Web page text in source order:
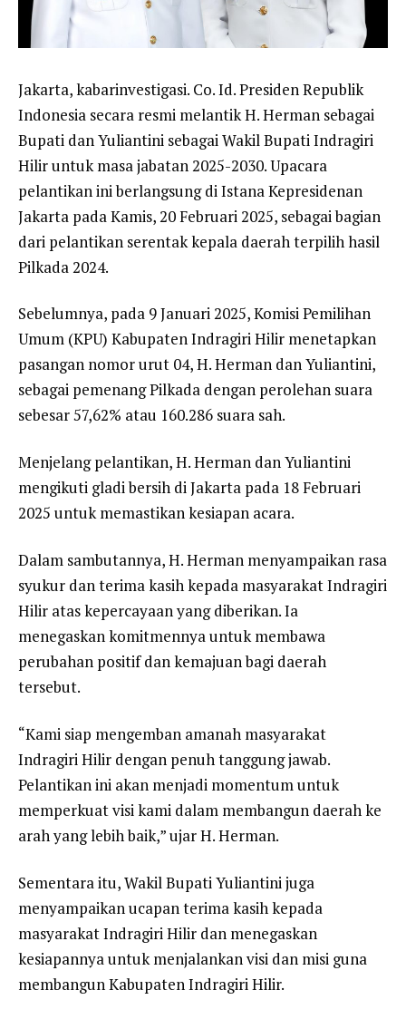
Jakarta, kabarinvestigasi. Co. Id. Presiden Republik
Indonesia secara resmi melantik H. Herman sebagai
Bupati dan Yuliantini sebagai Wakil Bupati Indragiri
Hilir untuk masa jabatan 2025-2030. Upacara
pelantikan ini berlangsung di Istana Kepresidenan
Jakarta pada Kamis, 20 Februari 2025, sebagai bagian
dari pelantikan serentak kepala daerah terpilih hasil
Pilkada 2024.
Sebelumnya, pada 9 Januari 2025, Komisi Pemilihan
Umum (KPU) Kabupaten Indragiri Hilir menetapkan
pasangan nomor urut 04, H. Herman dan Yuliantini,
sebagai pemenang Pilkada dengan perolehan suara
sebesar 57,62% atau 160.286 suara sah.
Menjelang pelantikan, H. Herman dan Yuliantini
mengikuti gladi bersih di Jakarta pada 18 Februari
2025 untuk memastikan kesiapan acara.
Dalam sambutannya, H. Herman menyampaikan rasa
syukur dan terima kasih kepada masyarakat Indragiri
Hilir atas kepercayaan yang diberikan. Ia
menegaskan komitmennya untuk membawa
perubahan positif dan kemajuan bagi daerah
tersebut.
“Kami siap mengemban amanah masyarakat
Indragiri Hilir dengan penuh tanggung jawab.
Pelantikan ini akan menjadi momentum untuk
memperkuat visi kami dalam membangun daerah ke
arah yang lebih baik,” ujar H. Herman.
Sementara itu, Wakil Bupati Yuliantini juga
menyampaikan ucapan terima kasih kepada
masyarakat Indragiri Hilir dan menegaskan
kesiapannya untuk menjalankan visi dan misi guna
membangun Kabupaten Indragiri Hilir.